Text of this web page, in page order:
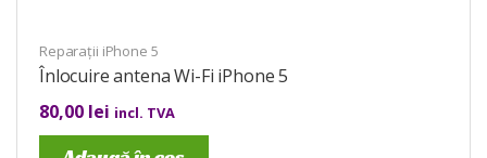
Reparații iPhone 5
Înlocuire antena Wi-Fi iPhone 5
80,00 lei incl. TVA